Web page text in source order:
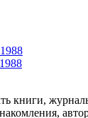
книги,